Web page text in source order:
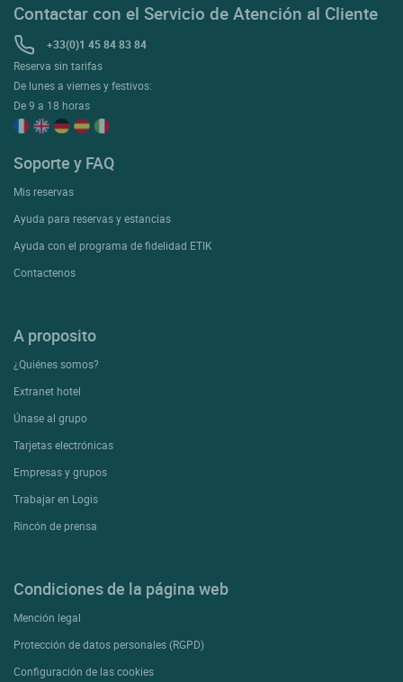
Contactar con el Servicio de Atención al Cliente
+33(0)1 45 84 83 84
Reserva sin tarifas
De lunes a viernes y festivos:
De 9 a 18 horas
Soporte y FAQ
Mis reservas
Ayuda para reservas y estancias
Ayuda con el programa de fidelidad ETIK
Contactenos
A proposito
¿Quiénes somos?
Extranet hotel
Únase al grupo
Tarjetas electrónicas
Empresas y grupos
Trabajar en Logis
Rincón de prensa
Condiciones de la página web
Mención legal
Protección de datos personales (RGPD)
Configuración de las cookies